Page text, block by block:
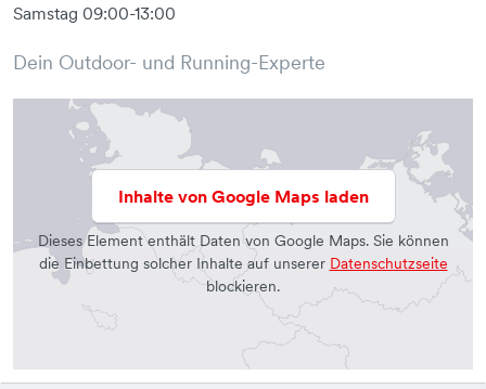
Samstag 09:00-13:00
Dein Outdoor- und Running-Experte
Inhalte von Google Maps laden
Dieses Element enthält Daten von Google Maps. Sie können
die Einbettung solcher Inhalte auf unserer Datenschutzseite
blockieren.